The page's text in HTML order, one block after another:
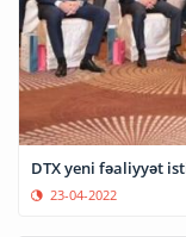
DTX yeni fəaliyyət
23-04-2022